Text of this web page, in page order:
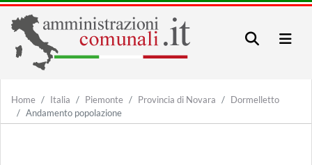
Home Italia Piemonte Provincia di Novara
Dormelletto
Andamento popolazione